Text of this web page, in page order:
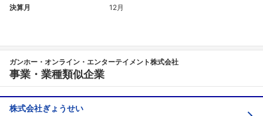
決算月 12月
ガンホー・オンライン・エンターテイメント株式会社
事業・業種類似企業
株式会社ぎょうせい